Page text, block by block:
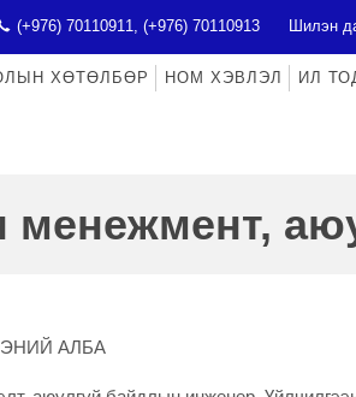
(+976) 70110911, (+976) 70110913 Шилэн
ХӨТӨЛБӨР НОМ ХЭВЛЭЛ ИЛ
менежмент,
АЛБА